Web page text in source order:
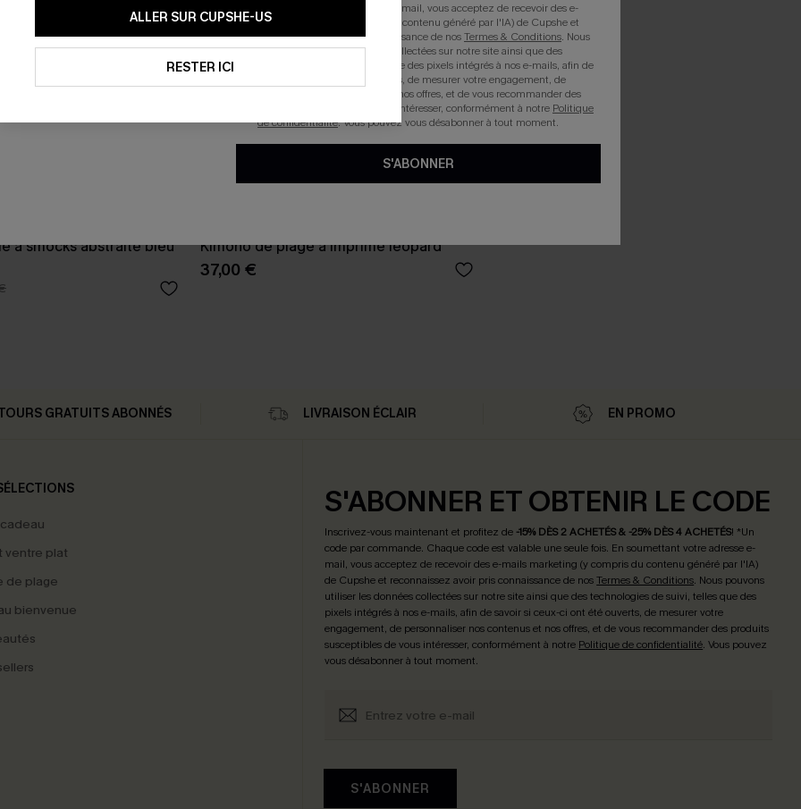
à smocks abstraite bleu Kimono de plage à imprimé léopard
37,00 €
ALLER SUR CUPSHE-US
RESTER ICI
GRATUITS ABONNÉS LIVRAISON ÉCLAIR EN PROMO
ventre plat
de plage
bienvenue
S'ABONNER ET OBTENIR LE CODE
Inscrivez-vous maintenant et profitez de -15% DÈS 2 ACHETÉS & -25% DÈS 4 ACHETÉS! *Un
code par commande. Chaque code est valable une seule fois. En soumettant votre adresse e-
mail, vous acceptez de recevoir des e-mails marketing (y compris du contenu généré par l'IA)
de Cupshe et reconnaissez avoir pris connaissance de nosTermes & Conditions. Nous pouvons
utiliser les données collectées sur notre site ainsi que des technologies de suivi, telles que des
pixels intégrés à nos e-mails, afin de savoir si ceux-ci ont été ouverts, de mesurer votre
engagement, de personnaliser nos contenus et nos offres, et de vous recommander des produits
susceptibles de vous intéresser, conformément à notre Politique de confidentialité. Vous pouvez
vous désabonner à tout moment.
S'ABONNER
En soumettant votre adresse e-mail, vous acceptez de recevoir des e-
mails marketing (y compris du contenu généré par l'IA) de Cupshe et
reconnaissez avoir pris connaissance de nosTermes & Conditions. Nous
pouvons utiliser les données collectées sur notre site ainsi que des
technologies de suivi, telles que des pixels intégrés à nos e-mails, afin de
savoir si ceux-ci ont été ouverts, de mesurer votre engagement, de
personnaliser nos contenus et nos offres, et de vous recommander des
produits susceptibles de vous intéresser, conformément à notre Politique
de confidentialité. Vous pouvez vous désabonner à tout moment.
S'ABONNER